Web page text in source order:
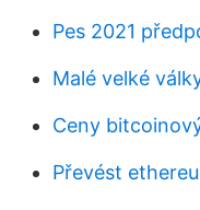
Pes 2021
Malé velké
Ceny
Převést